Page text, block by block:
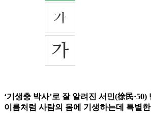
‘기생충 박사’로 잘 알려진 서민(徐民
이름처럼 사람의 몸에 기생하는데 특별